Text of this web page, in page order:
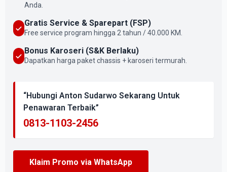
Anda.
Gratis Service & Sparepart (FSP)
Free service program hingga 2 tahun / 40.000 KM.
Bonus Karoseri (S&K Berlaku)
Dapatkan harga paket chassis + karoseri termurah.
“Hubungi Anton Sudarwo Sekarang Untuk
Penawaran Terbaik”
0813-1103-2456
Klaim Promo via WhatsApp